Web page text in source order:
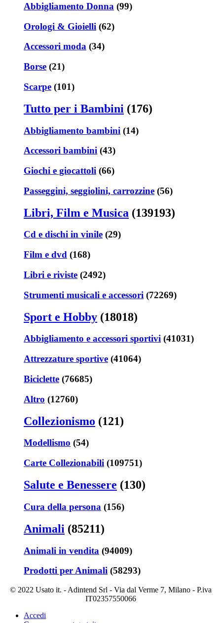
Abbigliamento Donna (99)
Orologi & Gioielli (62)
Accessori moda (34)
Borse (21)
Scarpe (101)
Tutto per i Bambini (176)
Abbigliamento bambini (14)
Accessori bambini (43)
Giochi e giocattoli (66)
Passeggini, seggiolini, carrozzine (56)
Libri, Film e Musica (139193)
Cd e dischi in vinile (29)
Film e dvd (168)
Libri e riviste (2492)
Strumenti musicali e accessori (72269)
Sport e Hobby (18018)
Abbigliamento e accessori sportivi (41031)
Attrezzature sportive (41064)
Biciclette (76685)
Altro (12760)
Collezionismo (121)
Modellismo (54)
Carte Collezionabili (109751)
Salute e Benessere (130)
Cura della persona (156)
Animali (85211)
Animali in vendita (94009)
Prodotti per Animali (58293)
© 2022 Usato it. - Adintend Srl - Via dal Verme 7, Milano - P.iva
IT02357550066
Accedi